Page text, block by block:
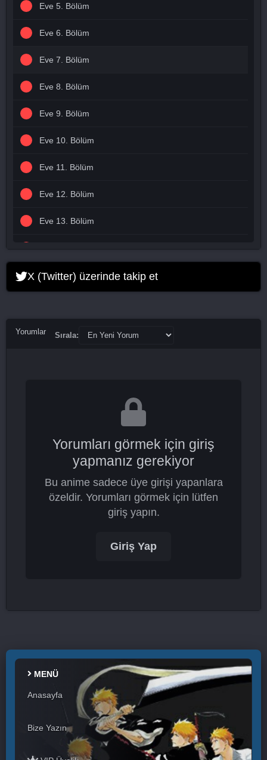
Eve 5. Bölüm
Eve 6. Bölüm
Eve 7. Bölüm
Eve 8. Bölüm
Eve 9. Bölüm
Eve 10. Bölüm
Eve 11. Bölüm
Eve 12. Bölüm
Eve 13. Bölüm
Eve 15. Bölüm
X (Twitter) üzerinde takip et
Yorumlar Sırala:
Yorumları görmek için giriş
yapmanız gerekiyor
Bu anime sadece üye girişi yapanlara
özeldir. Yorumları görmek için lütfen
giriş yapın.
Giriş Yap
MENÜ
Anasayfa
Bize Yazın